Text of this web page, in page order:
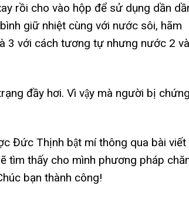
rồi cho vào hộp để sử dụng dần
giữ nhiệt cùng với nước sôi, hãm
3 với cách tương tự nhưng nước 2
đầy hơi. Vì vậy mà người bị chứng
Đức Thịnh bật mí thông qua bài viết
tìm thấy cho mình phương pháp
bạn thành công!